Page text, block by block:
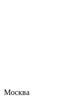
Москва